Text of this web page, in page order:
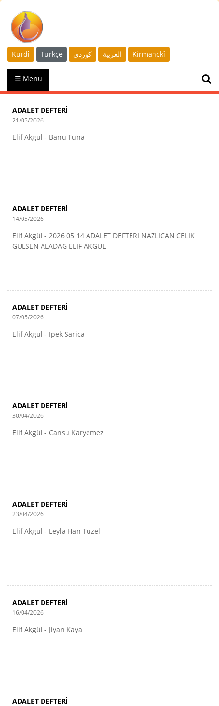
Kurdî Türkçe كوردى العربية Kirmanckî
☰ Menu
ADALET DEFTERİ
21/05/2026
Elif Akgül - Banu Tuna
ADALET DEFTERİ
14/05/2026
Elif Akgül - 2026 05 14 ADALET DEFTERI NAZLICAN CELIK
GULSEN ALADAG ELIF AKGUL
ADALET DEFTERİ
07/05/2026
Elif Akgül - Ipek Sarica
ADALET DEFTERİ
30/04/2026
Elif Akgül - Cansu Karyemez
ADALET DEFTERİ
23/04/2026
Elif Akgül - Leyla Han Tüzel
ADALET DEFTERİ
16/04/2026
Elif Akgül - Jiyan Kaya
ADALET DEFTERİ